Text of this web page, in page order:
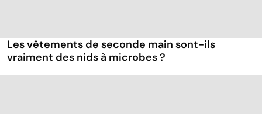
Les vêtements de seconde main sont-ils
vraiment des nids à microbes ?